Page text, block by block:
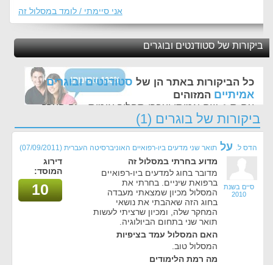
אני סיימתי / לומד במסלול זה
ביקורות של סטודנטים ובוגרים
כל הביקורות באתר הן של סטודנטים ובוגרים
אמיתיים המזוהים
עם ת.ז, שם אמיתי ועברו תהליך אימות - זה הערך
החשוב לנו ביותר באתר
ביקורות של בוגרים (1)
הדס ל. על תואר שני מדעים ביו-רפואיים האוניברסיטה העברית (07/09/2011)
סיים בשנת
2010
מדוע בחרתי במסלול זה
מדובר בחוג למדעים ביו-רפואיים
ברפואת שיניים. בחרתי את
המסלול מכיון שמצאתי מעבדה
בחוג הזה שאהבתי את נושאי
המחקר שלה, ומכיון שרציתי לעשות
תואר שני בתחום הביולוגיה.
האם המסלול עמד בציפיות
המסלול טוב.
מה רמת הלימודים
דירוג
המוסד:
10